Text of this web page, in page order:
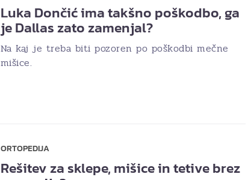
Luka Dončić ima takšno poškodbo, ga
je Dallas zato zamenjal?
Na kaj je treba biti pozoren po poškodbi mečne
mišice.
ORTOPEDIJA
Rešitev za sklepe, mišice in tetive brez